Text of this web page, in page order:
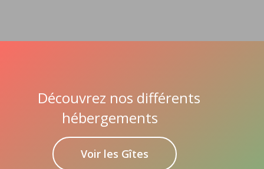
Découvrez nos différents
hébergements
Voir les Gîtes